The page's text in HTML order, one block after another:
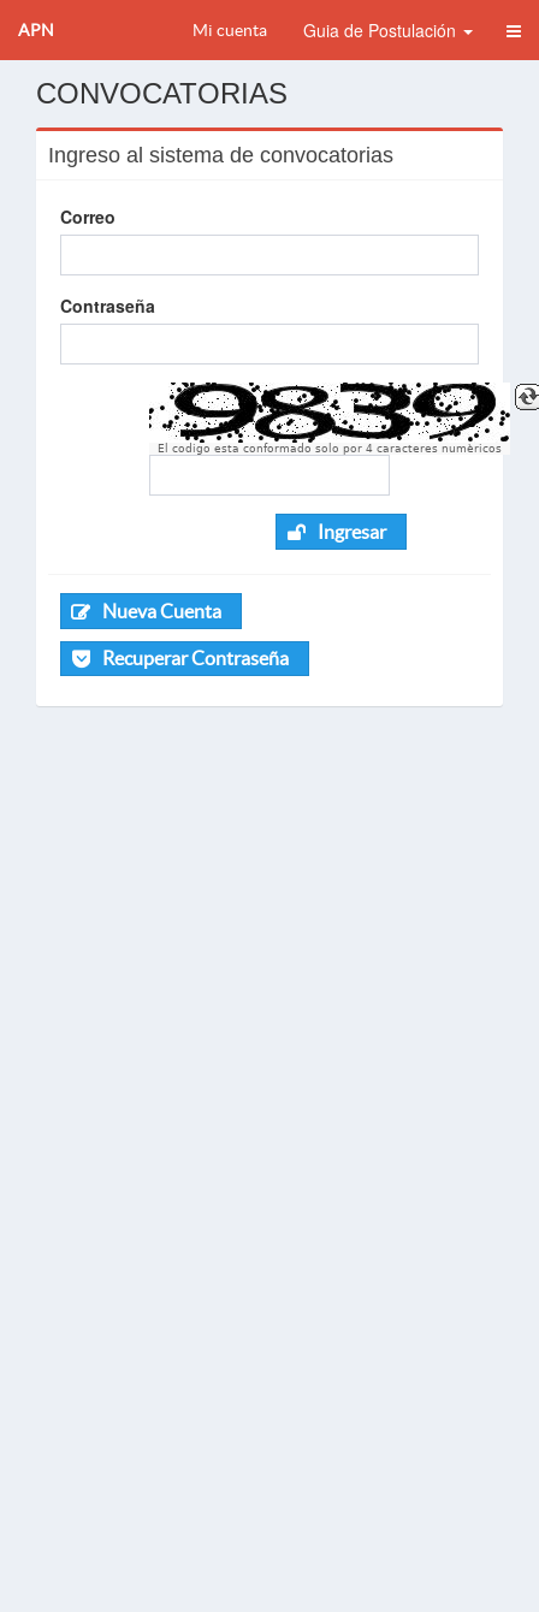
APN Mi cuenta Guia de Postulación
CONVOCATORIAS
Ingreso al sistema de convocatorias
Correo
Contraseña
El codigo esta conformado solo por 4 caracteres numèricos
Ingresar
Nueva Cuenta
Recuperar Contraseña